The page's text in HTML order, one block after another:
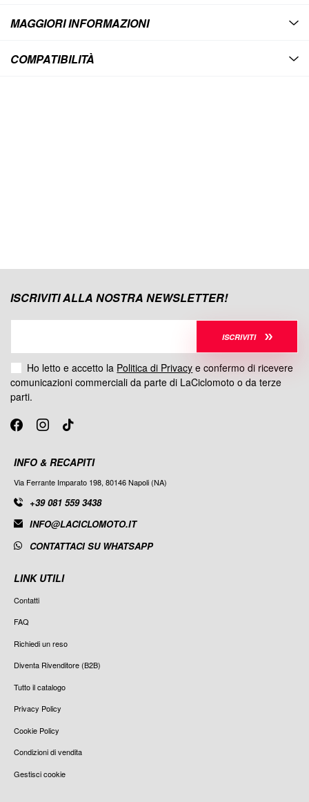
Price
EBC BRAKES
MAGGIORI INFORMAZIONI
COMPATIBILITÀ
INFO & RECAPITI
Via Ferrante Imparato 198, 80146 Napoli (NA)
+39 081 559 3438
INFO@LACICLOMOTO.IT
CONTATTACI SU WHATSAPP
LINK UTILI
Contatti
FAQ
Richiedi un reso
Diventa Rivenditore (B2B)
Tutto il catalogo
Privacy Policy
Cookie Policy
Condizioni di vendita
Gestisci cookie
ISCRIVITI ALLA NOSTRA NEWSLETTER!
ISCRIVITI
Ho letto e accetto la Politica di Privacy e confermo di ricevere
comunicazioni commerciali da parte di LaCiclomoto o da terze
parti.